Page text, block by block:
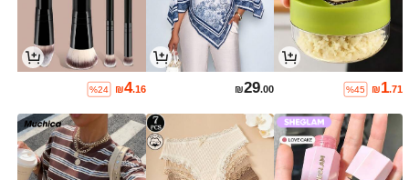
₪1.71
%45
₪29.00
₪4.16
%24